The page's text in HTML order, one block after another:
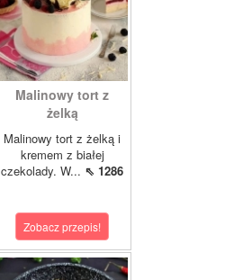
Malinowy tort z
żelką
Malinowy tort z żelką i
kremem z białej
czekolady. W... ⇖ 1286
Zobacz przepis!